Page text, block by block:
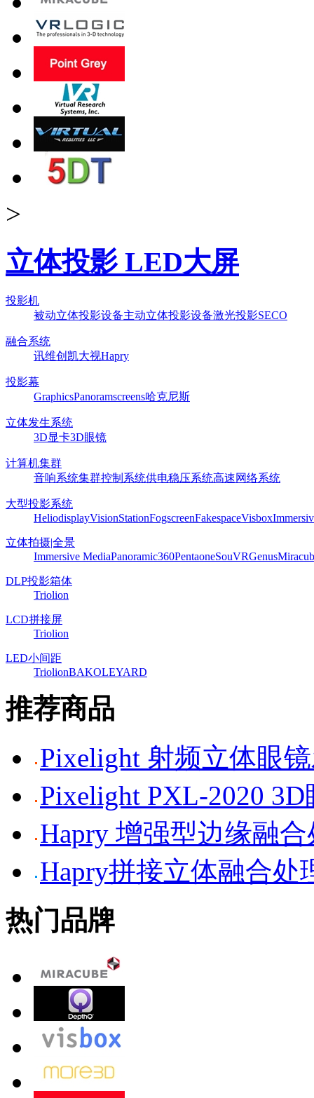
>
立体投影 LED大屏
投影机
被动立体投影设备主动立体投影设备激光投影SECO
融合系统
讯维创凯大视Hapry
投影幕
GraphicsPanoramscreens哈克尼斯
立体发生系统
3D显卡3D眼镜
计算机集群
音响系统集群控制系统供电稳压系统高速网络系统
大型投影系统
HeliodisplayVisionStationFogscreenFakespaceVisbox
立体拍摄|全景
Immersive MediaPanoramic360PentaoneSouVRGenus
DLP投影箱体
Triolion
LCD拼接屏
Triolion
LED小间距
TriolionBAKOLEYARD
推荐商品
Pixelight 射频立体眼
Pixelight PXL-2020 3D
Hapry 增强型边缘融
Hapry拼接立体融合处
热门品牌